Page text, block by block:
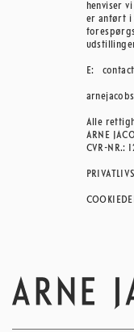
henviser
er anført i
E:
Alle
ARNE
CVR-NR.: